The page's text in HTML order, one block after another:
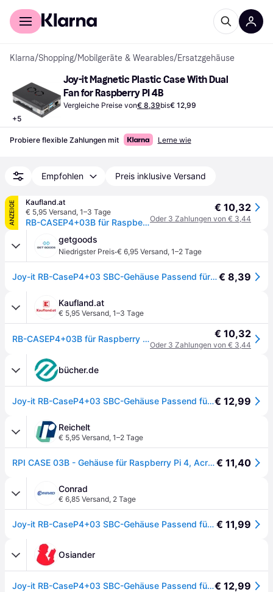
Für Shopper
Klarna/Shopping/Mobilgeräte & Wearables/Ersatzgehäuse
+5
Joy-it Magnetic Plastic Case With Dual
Fan for Raspberry PI 4B
Vergleiche Preise von€ 8,39bis€ 12,99
Probiere flexible Zahlungen mit Lerne wie
Empfohlen Preis inklusive Versand
ANZEIGE
Kaufland.at
€ 5,95 Versand, 1–3 Tage
RB-CASEP4+03B für Raspberry Pi 4 B (schwarz/transparent)
€ 10,32
Oder 3 Zahlungen von € 3,44
getgoods
Niedrigster Preis·€ 6,95 Versand, 1–2 Tage
Joy-it RB-CaseP4+03 SBC-Gehäuse Passend für (Entwicklungskits): Raspberry Pi® inkl. aktiven Kühle€ 8,39
Kaufland.at
€ 5,95 Versand, 1–3 Tage
RB-CASEP4+03B für Raspberry Pi 4 B (schwarz/transparent) € 10,32
Oder 3 Zahlungen von € 3,44
bücher.de
Joy-it RB-CaseP4+03 SBC-Gehäuse Passend für (Entwicklungskits): Raspberry Pi® inkl. aktiven Kühler, mit Magnetverschluss Transparent - Transparent klar€ 12,99
Reichelt
€ 5,95 Versand, 1–2 Tage
RPI CASE 03B - Gehäuse für Raspberry Pi 4, Acryl, 2x Lüfter, schwarz/transparen€ 11,40
Conrad
€ 6,85 Versand, 2 Tage
Joy-it RB-CaseP4+03 SBC-Gehäuse Passend für (Entwicklungskits): Raspberry Pi® - [Transparent] € 11,99
Osiander
Joy-it RB-CaseP4+03 SBC-Gehäuse Passend für (Entwicklungskits): Raspberry Pi® inkl. aktiven Kühler, mit Magnetverschluss Transparent - Transparent klar€ 12,99